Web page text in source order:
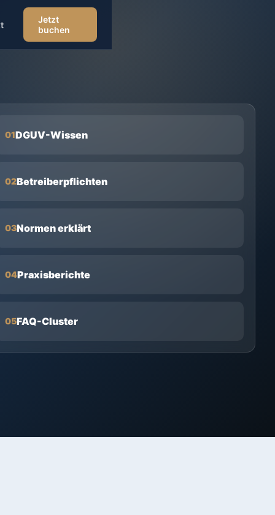
Jetzt
buchen
01DGUV-Wissen
02Betreiberpflichten
03Normen erklärt
04Praxisberichte
05FAQ-Cluster